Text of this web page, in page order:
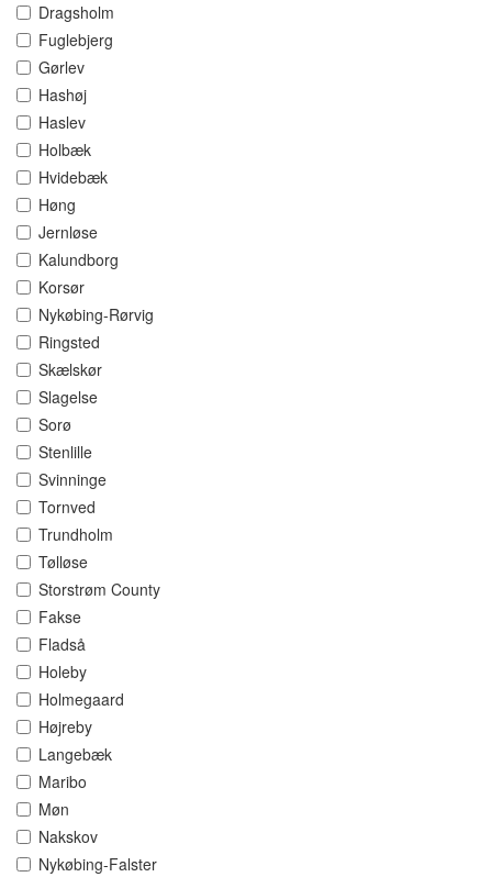
Dragsholm
Fuglebjerg
Gørlev
Hashøj
Haslev
Holbæk
Hvidebæk
Høng
Jernløse
Kalundborg
Korsør
Nykøbing-Rørvig
Ringsted
Skælskør
Slagelse
Sorø
Stenlille
Svinninge
Tornved
Trundholm
Tølløse
Storstrøm County
Fakse
Fladså
Holeby
Holmegaard
Højreby
Langebæk
Maribo
Møn
Nakskov
Nykøbing-Falster